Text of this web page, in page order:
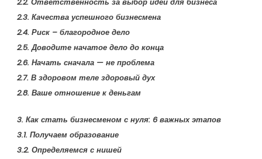
2.3. Качества успешного бизнесмена
2.4. Риск – благородное дело
2.5. Доводите начатое дело до конца
2.6. Начать сначала — не проблема
2.7. В здоровом теле здоровый дух
2.8. Ваше отношение к деньгам
3. Как стать бизнесменом с нуля: 6 важных этапов
3.1. Получаем образование
3.2. Определяемся с нишей